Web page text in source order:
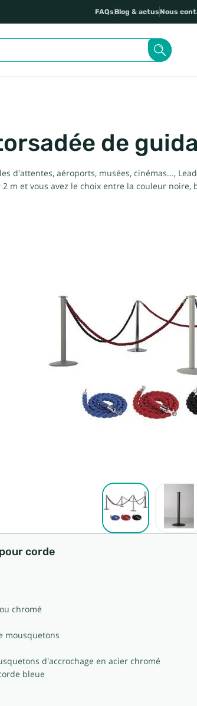
FAQsBlog & actusNous
de
d'attentes, aéroports, musées, cinémas...,
m et vous avez le choix entre la couleur
corde
chromé
mousquetons
d'accrochage en acier chromé
bleue